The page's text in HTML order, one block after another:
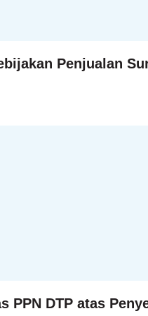
Penjualan
PPN DTP atas